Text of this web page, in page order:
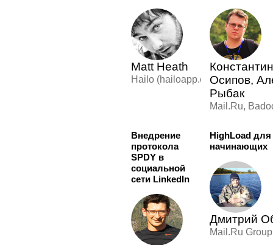
Matt Heath
Hailo (hailoapp.com)Осипов,
Рыбак
Mail.Ru,
Внедрение
протокола
SPDY в
социальной
сети LinkedIn
HighLoad для
начинающих
Дмитрий
Mail.Ru Group